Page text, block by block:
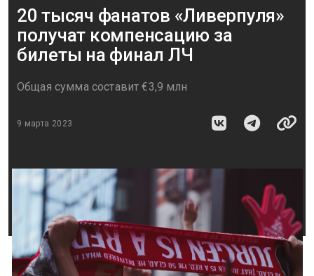
20 тысяч фанатов «Ливерпуля»
получат компенсацию за
билеты на финал ЛЧ
Общая сумма составит €3,9 млн
9 марта 2023